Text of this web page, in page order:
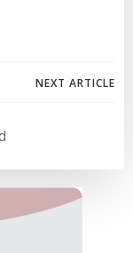
NEXT ARTICLE